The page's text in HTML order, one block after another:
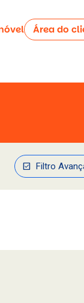
Área do
check_box Filtro